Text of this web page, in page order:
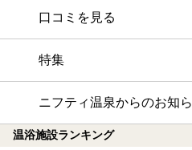
口コミを見る
特集
ニフティ温泉からのお知
温浴施設ランキング